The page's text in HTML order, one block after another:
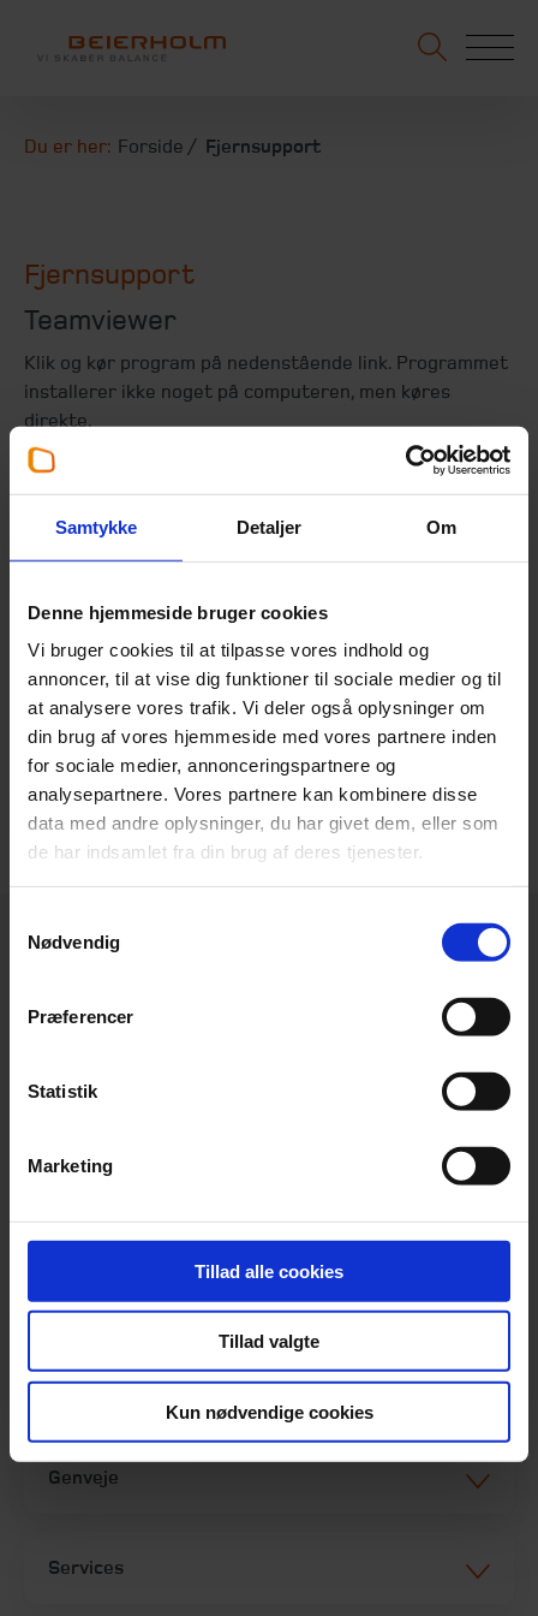
Samtykke Detaljer Om
Denne hjemmeside bruger cookies
Vi bruger cookies til at tilpasse vores indhold og
annoncer, til at vise dig funktioner til sociale medier og til
at analysere vores trafik. Vi deler også oplysninger om
din brug af vores hjemmeside med vores partnere inden
for sociale medier, annonceringspartnere og
analysepartnere. Vores partnere kan kombinere disse
data med andre oplysninger, du har givet dem, eller som
de har indsamlet fra din brug af deres tjenester.
Nødvendig
Præferencer
Statistik
Marketing
Tillad alle cookies
Tillad valgte
Kun nødvendige cookies
Du er her: Forside Fjernsupport
Fjernsupport
Teamviewer
Klik og kør program på nedenstående link. Programmet
installerer ikke noget på computeren, men køres
direkte.
Programmet viser ID og password, som skal oplyses til
din rådgiver, som herefter kan yde fjernsupport.
Teamviewer
Her kan du hente Teamviewer til Mac.
Teamviewer til Mac
CVR-nr. 32 89 54 68
Genveje
Services